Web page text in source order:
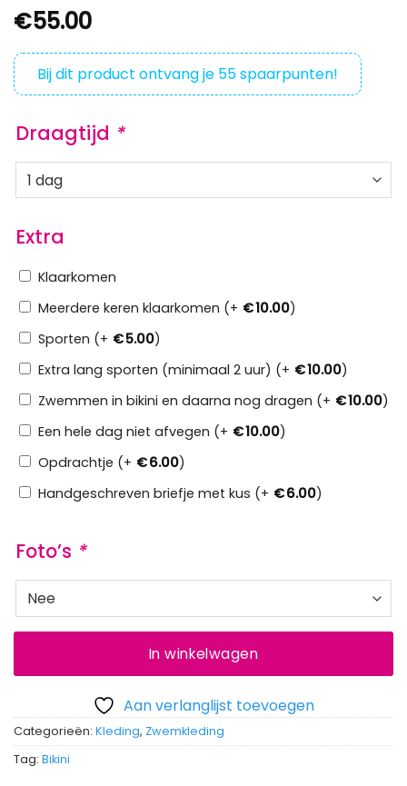
€55.00
Bij dit product ontvang je 55spaarpunten!
Draagtijd *
Extra
Klaarkomen
Meerdere keren klaarkomen (+ €10.00)
Sporten (+ €5.00)
Extra lang sporten (minimaal 2 uur) (+ €10.00)
Zwemmen in bikini en daarna nog dragen (+ €10.00)
Een hele dag niet afvegen (+ €10.00)
Opdrachtje (+ €6.00)
Handgeschreven briefje met kus (+ €6.00)
Foto’s *
In winkelwagen
Aan verlanglijst toevoegen
Categorieën: Kleding, Zwemkleding
Tag: Bikini